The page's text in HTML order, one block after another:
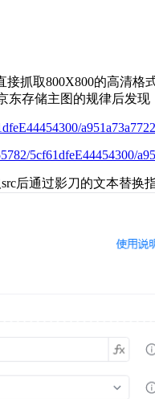
抓取800X800的高清格
东存储主图的规律后发现
5cf61dfeE44454300/
后通过影刀的文本替